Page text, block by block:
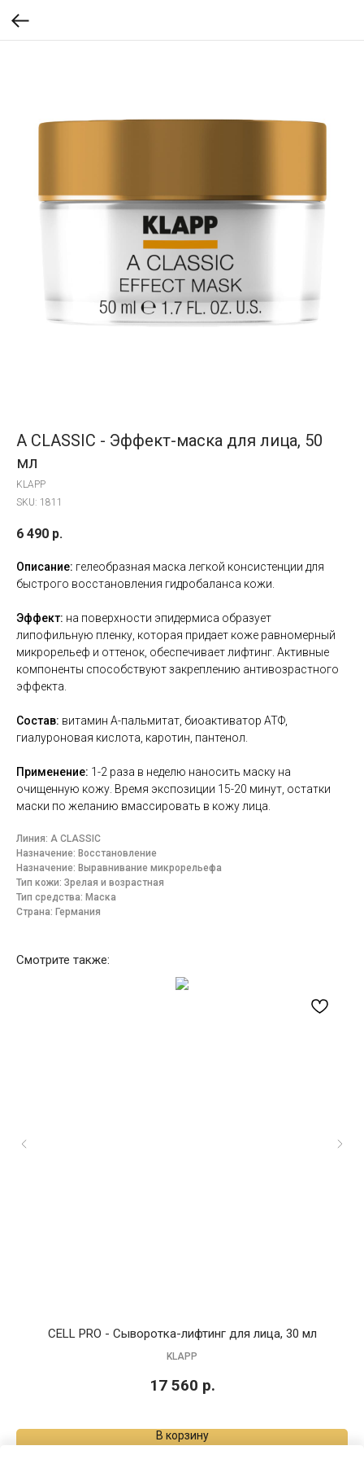
A CLASSIC - Эффект-маска для лица, 50
мл
KLAPP
SKU: 1811
6 490 р.
Описание: гелеобразная маска легкой консистенции для
быстрого восстановления гидробаланса кожи.
Эффект: на поверхности эпидермиса образует
липофильную пленку, которая придает коже равномерный
микрорельеф и оттенок, обеспечивает лифтинг. Активные
компоненты способствуют закреплению антивозрастного
эффекта.
Состав: витамин А-пальмитат, биоактиватор АТФ,
гиалуроновая кислота, каротин, пантенол.
Применение: 1-2 раза в неделю наносить маску на
очищенную кожу. Время экспозиции 15-20 минут, остатки
маски по желанию вмассировать в кожу лица.
Линия: A CLASSIC
Назначение: Восстановление
Назначение: Выравнивание микрорельефа
Тип кожи: Зрелая и возрастная
Тип средства: Маска
Страна: Германия
Смотрите также:
CELL PRO - Сыворотка-лифтинг для лица, 30 мл
KLAPP
17 560 р.
В корзину